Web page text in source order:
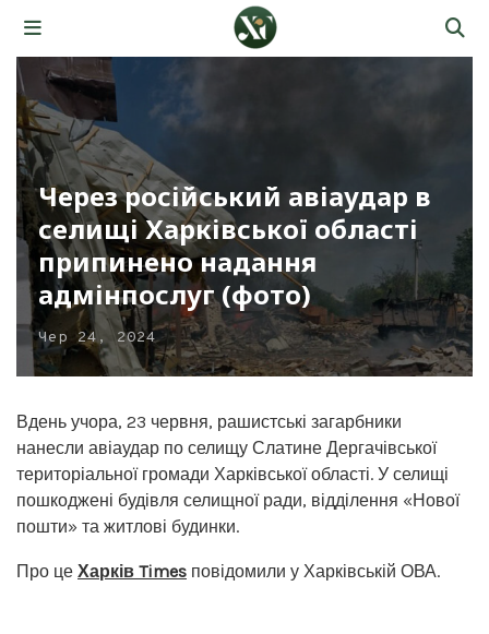
Через російський авіаудар в
селищі Харківської області
припинено надання
адмінпослуг (фото)
Чер 24, 2024
Вдень учора, 23 червня, рашистські загарбники
нанесли авіаудар по селищу Слатине Дергачівської
територіальної громади Харківської області. У селищі
пошкоджені будівля селищної ради, відділення «Нової
пошти» та житлові будинки.
Про це Харків Times повідомили у Харківській ОВА.